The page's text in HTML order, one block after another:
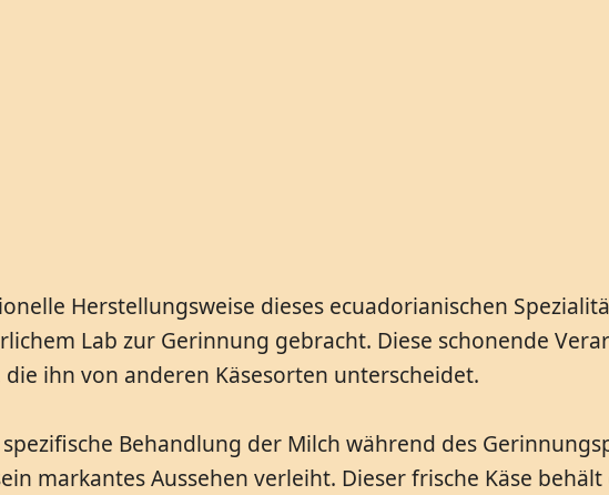
Herstellungsweise dieses ecuadorianischen
Lab zur Gerinnung gebracht. Diese schonende
ihn von anderen Käsesorten unterscheidet.
Behandlung der Milch während des
markantes Aussehen verleiht. Dieser frische Käse